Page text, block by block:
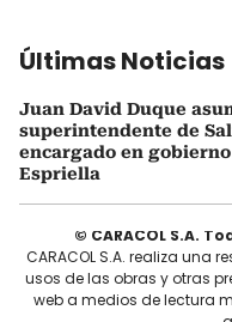
Últimas Noticias
Juan David Duque
superintendente de
encargado en gobierno
Espriella
© CARACOL S.A.
CARACOL S.A. realiza una
usos de las obras y otras
web a medios de lectura